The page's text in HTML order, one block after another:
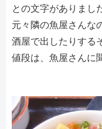
との文字がありまし
元々隣の魚屋さんな
酒屋で出したりする
値段は、魚屋さんに